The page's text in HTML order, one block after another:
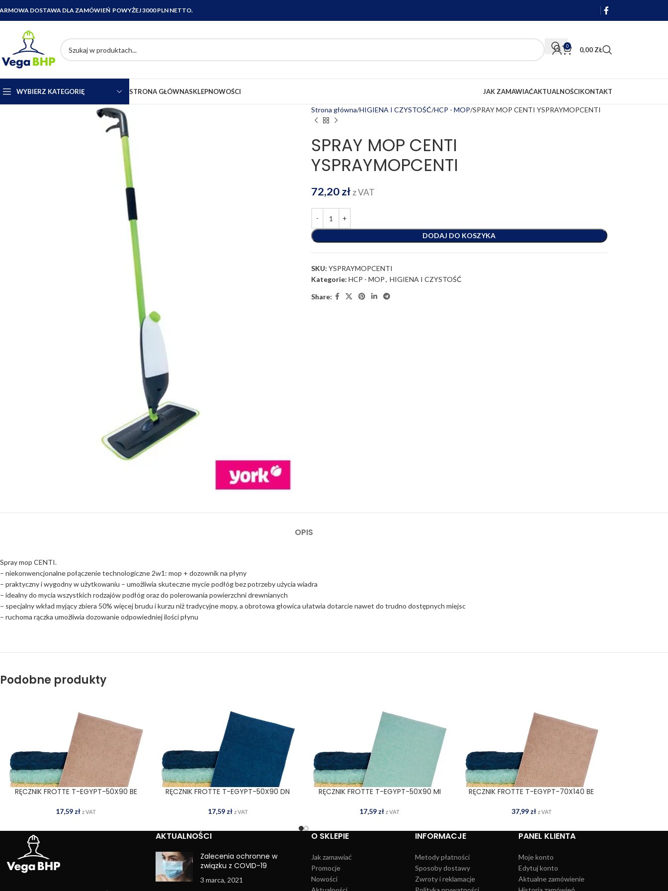
DOSTAWA DLA ZAMÓWIEŃ POWYŻEJ 3000 PLN NETTO.
0 0,00 ZŁ
WYBIERZ KATEGORIĘ STRONA GŁÓWNASKLEPNOWOŚCI JAK ZAMAWIAĆAKTUALNOŚCIKONTAKT
Strona główna HIGIENA I CZYSTOŚĆ HCP - MOP SPRAY MOP CENTI YSPRAYMOPCENTI
SPRAY MOP CENTI
YSPRAYMOPCENTI
72,20zł z VAT
DODAJ DO KOSZYKA
SKU: YSPRAYMOPCENTI
Kategorie: HCP - MOP, HIGIENA I CZYSTOŚĆ
Share:
OPIS
Spray mop CENTI.
– niekonwencjonalne połączenie technologiczne 2w1: mop + dozownik na płyny
– praktyczny i wygodny w użytkowaniu – umożliwia skuteczne mycie podłóg bez potrzeby użycia wiadra
– idealny do mycia wszystkich rodzajów podłóg oraz do polerowania powierzchni drewnianych
– specjalny wkład myjący zbiera 50% więcej brudu i kurzu niż tradycyjne mopy, a obrotowa głowica ułatwia dotarcie nawet do trudno dostępnych miejsc
– ruchoma rączka umożliwia dozowanie odpowiedniej ilości płynu
Podobne produkty
DODAJ DO KOSZYKA
RĘCZNIK FROTTE T-EGYPT-50X90 BE
17,59 zł z VAT
DODAJ DO KOSZYKA
RĘCZNIK FROTTE T-EGYPT-50X90 DN
17,59 zł z VAT
DODAJ DO KOSZYKA
RĘCZNIK FROTTE T-EGYPT-50X90 MI
17,59 zł z VAT
DODAJ DO KOSZYKA
RĘCZNIK FROTTE T-EGYPT-70X140 BE
37,99 zł z VAT
AKTUALNOŚCI
Zalecenia ochronne w
związku z COVID-19
3 marca, 2021
O SKLEPIE
Jak zamawiać
Promocje
Nowości
INFORMACJE
Metody płatności
Sposoby dostawy
Zwroty i reklamacje
PANEL KLIENTA
Moje konto
Edytuj konto
Aktualne zamówienie